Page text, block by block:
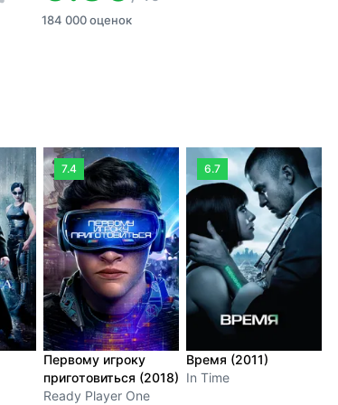
184 000 оценок
7.4
Первому игроку
приготовиться (2018)
Ready Player One
6.7
Время (2011)
In Time